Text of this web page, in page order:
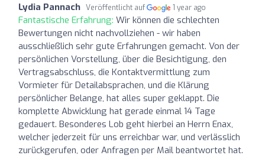
Lydia Pannach Veröffentlicht auf 1 year ago
Fantastische Erfahrung: Wir können die schlechten
Bewertungen nicht nachvollziehen - wir haben
ausschließlich sehr gute Erfahrungen gemacht. Von der
persönlichen Vorstellung, über die Besichtigung, den
Vertragsabschluss, die Kontaktvermittlung zum
Vormieter für Detailabsprachen, und die Klärung
persönlicher Belange, hat alles super geklappt. Die
komplette Abwicklung hat gerade einmal 14 Tage
gedauert. Besonderes Lob geht hierbei an Herrn Enax,
welcher jederzeit für uns erreichbar war, und verlässlich
zurückgerufen, oder Anfragen per Mail beantwortet hat.